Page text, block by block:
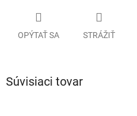
OPÝTAŤ SA STRÁŽIŤ
Súvisiaci tovar